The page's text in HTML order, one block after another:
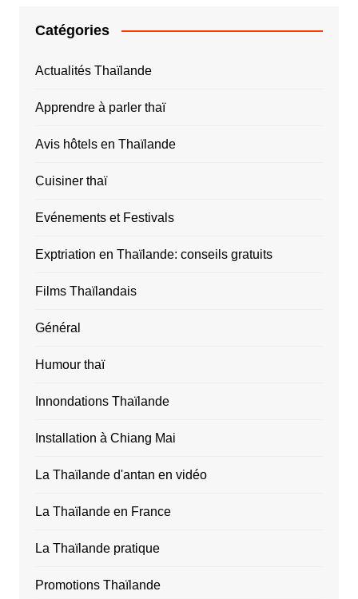
Catégories
Actualités Thaïlande
Apprendre à parler thaï
Avis hôtels en Thaïlande
Cuisiner thaï
Evénements et Festivals
Exptriation en Thaïlande: conseils gratuits
Films Thaïlandais
Général
Humour thaï
Innondations Thaïlande
Installation à Chiang Mai
La Thaïlande d'antan en vidéo
La Thaïlande en France
La Thaïlande pratique
Promotions Thaïlande